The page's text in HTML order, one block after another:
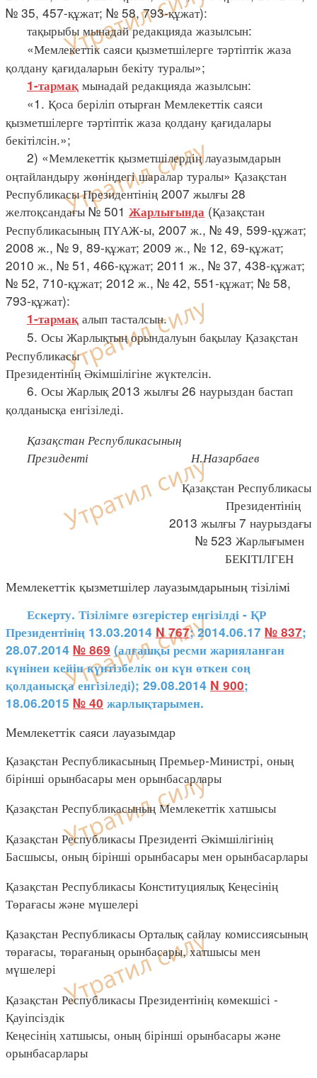
№ 35, 457-құжат; № 58, 793-құжат):
тақырыбы мынадай редакцияда жазылсын:
«Мемлекеттік саяси қызметшілерге тәртіптік жаза
қолдану қағидаларын бекіту туралы»;
1-тармақ мынадай редакцияда жазылсын:
«1. Қоса беріліп отырған Мемлекеттік саяси
қызметшілерге тәртіптік жаза қолдану қағидалары
бекітілсін.»;
2) «Мемлекеттік қызметшілердің лауазымдарын
оңтайландыру жөніндегі шаралар туралы» Қазақстан
Республикасы Президентінің 2007 жылғы 28
желтоқсандағы № 501 Жарлығында (Қазақстан
Республикасының ПҮАЖ-ы, 2007 ж., № 49, 599-құжат;
2008 ж., № 9, 89-құжат; 2009 ж., № 12, 69-құжат;
2010 ж., № 51, 466-құжат; 2011 ж., № 37, 438-құжат;
№ 52, 710-құжат; 2012 ж., № 42, 551-құжат; № 58,
793-құжат):
1-тармақ алып тасталсын.
5. Осы Жарлықтың орындалуын бақылау Қазақстан
Республикасы
Президентінің Әкімшілігіне жүктелсін.
6. Осы Жарлық 2013 жылғы 26 наурыздан бастап
қолданысқа енгізіледі.
Қазақстан Республикасының
Президенті Н.Назарбаев
Қазақстан Республикасы
Президентінің
2013 жылғы 7 наурыздағы
№ 523 Жарлығымен
БЕКІТІЛГЕН
Мемлекеттік қызметшілер лауазымдарының тізілімі
Ескерту. Тізілімге өзгерістер енгізілді - ҚР
Президентінің 13.03.2014 N 767; 2014.06.17 № 837;
28.07.2014 № 869 (алғашқы ресми жарияланған
күнінен кейін күнтізбелік он күн өткен соң
қолданысқа енгізіледі); 29.08.2014 N 900;
18.06.2015 № 40 жарлықтарымен.
Мемлекеттік саяси лауазымдар
Қазақстан Республикасының Премьер-Министрі, оның
бірінші орынбасары мен орынбасарлары
Қазақстан Республикасының Мемлекеттік хатшысы
Қазақстан Республикасы Президенті Әкімшілігінің
Басшысы, оның бірінші орынбасары мен орынбасарлары
Қазақстан Республикасы Конституциялық Кеңесінің
Төрағасы және мүшелері
Қазақстан Республикасы Орталық сайлау комиссиясының
төрағасы, төрағаның орынбасары, хатшысы мен
мүшелері
Қазақстан Республикасы Президентінің көмекшісі -
Қауіпсіздік
Кеңесінің хатшысы, оның бірінші орынбасары және
орынбасарлары